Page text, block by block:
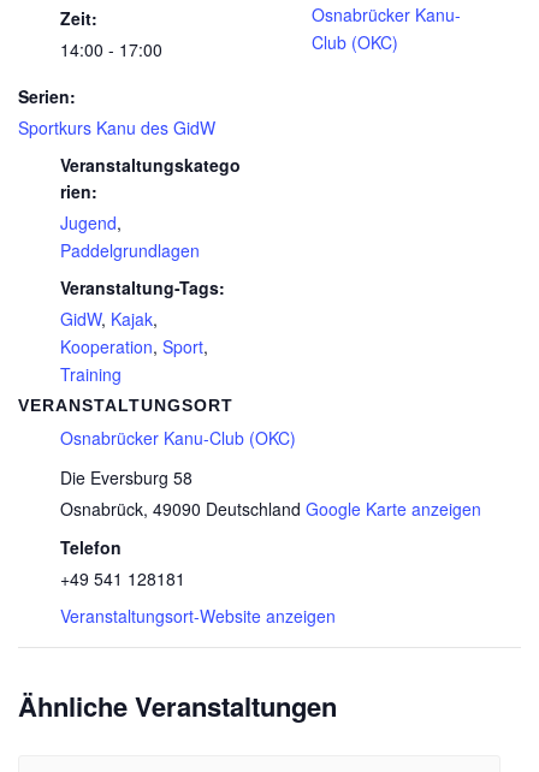
Zeit:
14:00 - 17:00
Serien:
Sportkurs Kanu des GidW
Veranstaltungskatego
rien:
Jugend,
Paddelgrundlagen
Veranstaltung-Tags:
GidW, Kajak,
Kooperation, Sport,
Training
VERANSTALTUNGSORT
Osnabrücker Kanu-Club (OKC)
Die Eversburg 58
Osnabrück, 49090 Deutschland Google Karte anzeigen
Telefon
+49 541 128181
Veranstaltungsort-Website anzeigen
Osnabrücker Kanu-
Club (OKC)
Ähnliche Veranstaltungen